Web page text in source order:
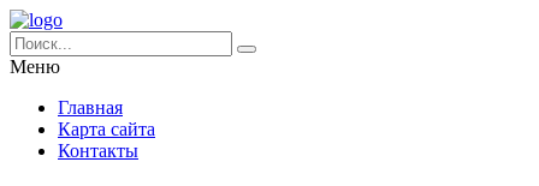
Меню
Главная
Карта сайта
Контакты